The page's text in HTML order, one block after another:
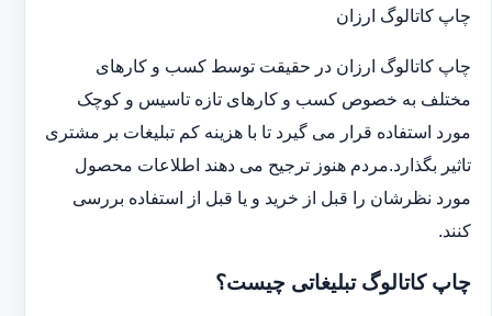
چاپ کاتالوگ ارزان
چاپ کاتالوگ ارزان در حقیقت توسط کسب و کارهای
مختلف به خصوص کسب و کارهای تازه تاسیس و کوچک
مورد استفاده قرار می گیرد تا با هزینه کم تبلیغات بر مشتری
تاثیر بگذارد.مردم هنوز ترجیح می دهند اطلاعات محصول
مورد نظرشان را قبل از خرید و یا قبل از استفاده بررسی
کنند.
چاپ کاتالوگ تبلیغاتی چیست؟